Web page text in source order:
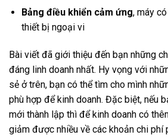
Bảng điều khiển cảm ứng, máy
thiết bị ngoại vi
Bài viết đã giới thiệu đến bạn những
đáng linh doanh nhất. Hy vọng với
sẻ ở trên, bạn có thể tìm cho mình
phù hợp để kinh doanh. Đặc biệt, nếu
mới thành lập thì để kinh doanh có
giảm được nhiều về các khoản chi phí